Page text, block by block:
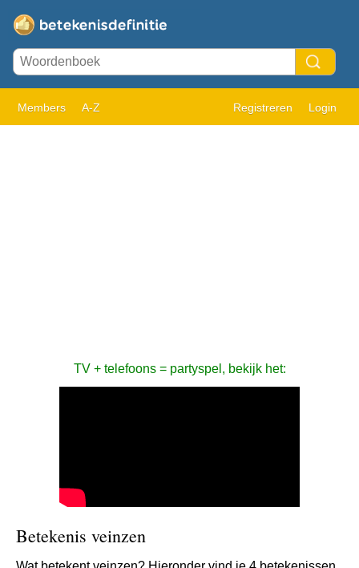
Members A-Z Registreren Login
TV + telefoons = partyspel, bekijk het:
Betekenis veinzen